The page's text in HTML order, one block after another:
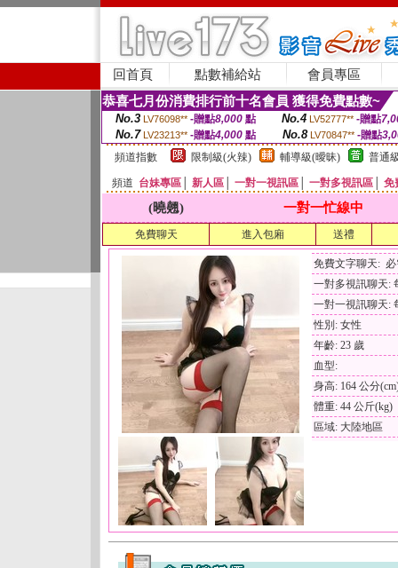
回首頁 點數補給站 會員專區
恭喜七月份消費排行前十名會員 獲得免費點數~
No.3 LV76098** -贈點8,000點 No.4 LV52777** -贈點
No.7 LV23213** -贈點4,000 點 No.8 LV70847** -贈點
頻道指數
限制級(火辣) 輔導級(曖昧) 普通
頻道 台妹專區 新人區 一對一視訊區 一對多視訊區 免
(曉翹) 一對一忙線中
免費聊天 進入包廂 送禮
免費文字聊天:
一對多視訊聊天:
一對一視訊聊天:
性別: 女性
年齡: 23 歲
血型:
身高: 164 公分
體重: 44 公斤(kg)
區域: 大陸地區